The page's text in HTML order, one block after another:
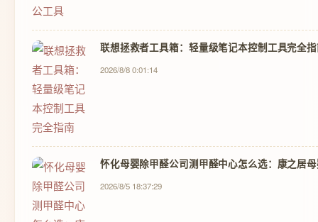
联想拯救者工具箱：轻量级笔记本控制工具完全
2026/8/8 0:01:14
怀化母婴除甲醛公司测甲醛中心怎么选：康之居
2026/8/5 18:37:29